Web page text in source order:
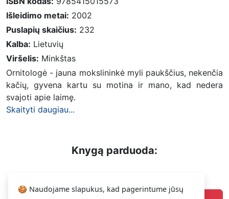
🍪 Naudojame slapukus, kad pagerintume jūsų
Išleidimo metai: 2002
Puslapių skaičius: 232
Kalba: Lietuvių
Viršelis: Minkštas
Ornitologė - jauna mokslininkė myli paukščius, nekenčia
kačių, gyvena kartu su motina ir mano, kad nedera
svajoti apie laimę.
Skaityti daugiau...
Knygą parduoda: